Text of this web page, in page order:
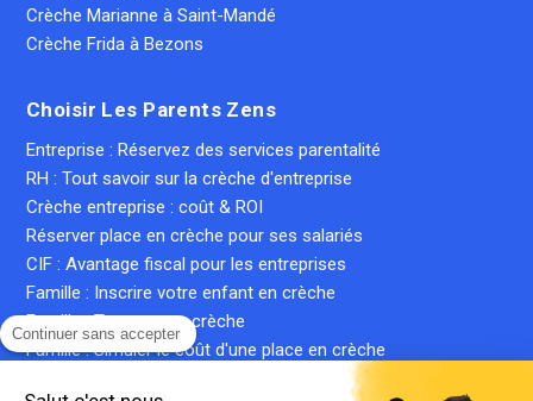
Continuer sans accepter
Crèche Marianne à Saint-Mandé
Crèche Frida à Bezons
Choisir Les Parents Zens
Entreprise : Réservez des services parentalité
RH : Tout savoir sur la crèche d'entreprise
Crèche entreprise : coût & ROI
Réserver place en crèche pour ses salariés
CIF : Avantage fiscal pour les entreprises
Famille : Inscrire votre enfant en crèche
Famille : Trouver une crèche
Famille : Simuler le coût d'une place en crèche